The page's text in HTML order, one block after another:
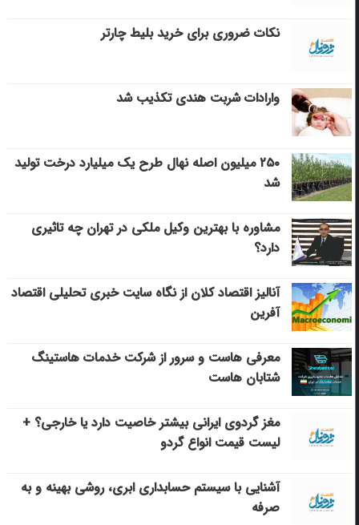
نکات ضروری برای خرید بلیط چارتر
وارادات شربت هندی تکذیب شد
۲۵۰ میلیون اصله نهال طرح یک میلیارد درخت تولید
شد
مشاوره با بهترین وکیل ملکی در تهران چه تاثیری
دارد؟
آنالیز اقتصاد کلان از نگاه سایت خبری تحلیلی اقتصاد
آفرین
معرفی هاست و سرور از شرکت خدمات هاستینگ
شتابان هاست
مغز گردوی ایرانی بیشتر خاصیت دارد یا خارجی؟ +
لیست قیمت انواع گردو
آشنایی با سیستم حسابداری ابری، روشی بهینه و به
صرفه